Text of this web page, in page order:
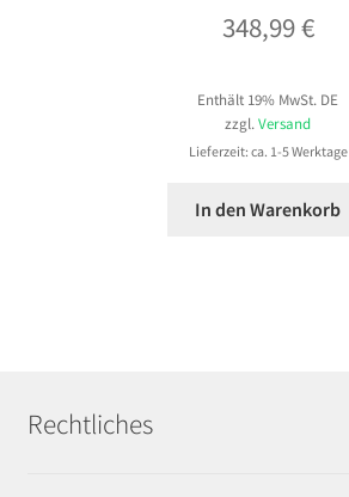
348,99€
Enthält 19% MwSt. DE
zzgl. Versand
Lieferzeit: ca. 1-5 Werktage
In den Warenkorb
Rechtliches